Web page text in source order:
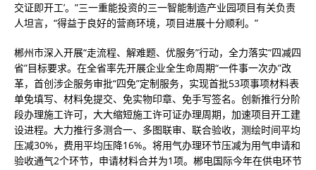
交证即开工’。”三一重能投资的三一智能制造产业园项目有关负责
人坦言，“得益于良好的营商环境，项目进展十分顺利。”
郴州市深入开展“走流程、解难题、优服务”行动，全力落实“四减四
省”目标要求。在全省率先开展企业全生命周期“一件事一次办”改
革，首创涉企服务审批“四免”定制服务，实现首批53项事项材料表
单免填写、材料免提交、免实物印章、免手写签名。创新推行分阶
段办理施工许可，大大缩短施工许可证办理周期，加速项目开工建
设进程。大力推行多测合一、多图联审、联合验收，测绘时间平均
压减30%，费用平均压降16%。将用气办理环节压减为用气申请和
验收通气2个环节，申请材料合并为1项。郴电国际今年在供电环节